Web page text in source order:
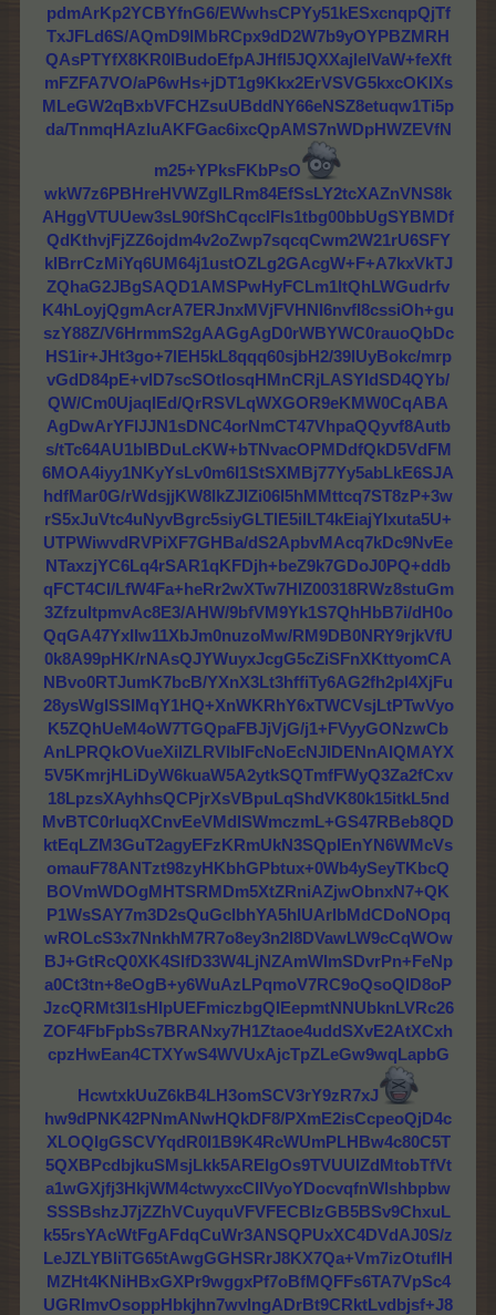
pdmArKp2YCBYfnG6/EWwhsCPYy51kESxcnqpQjTf
TxJFLd6S/AQmD9lMbRCpx9dD2W7b9yOYPBZMRH
QAsPTYfX8KR0lBudoEfpAJHfl5JQXXajlelVaW+feXft
mFZFA7VO/aP6wHs+jDT1g9Kkx2ErVSVG5kxcOKIXs
MLeGW2qBxbVFCHZsuUBddNY66eNSZ8etuqw1Ti5p
da/TnmqHAzluAKFGac6ixcQpAMS7nWDpHWZEVfN
m25+YPksFKbPsO
wkW7z6PBHreHVWZgILRm84EfSsLY2tcXAZnVNS8k
AHggVTUUew3sL90fShCqccIFls1tbg00bbUgSYBMDf
QdKthvjFjZZ6ojdm4v2oZwp7sqcqCwm2W21rU6SFY
klBrrCzMiYq6UM64j1ustOZLg2GAcgW+F+A7kxVkTJ
ZQhaG2JBgSAQD1AMSPwHyFCLm1ltQhLWGudrfv
K4hLoyjQgmAcrA7ERJnxMVjFVHNI6nvfI8cssiOh+gu
szY88Z/V6HrmmS2gAAGgAgD0rWBYWC0rauoQbDc
HS1ir+JHt3go+7lEH5kL8qqq60sjbH2/39lUyBokc/mrp
vGdD84pE+vlD7scSOtlosqHMnCRjLASYIdSD4QYb/
QW/Cm0UjaqIEd/QrRSVLqWXGOR9eKMW0CqABA
AgDwArYFlJJN1sDNC4orNmCT47VhpaQQyvf8Autb
s/tTc64AU1blBDuLcKW+bTNvacOPMDdfQkD5VdFM
6MOA4iyy1NKyYsLv0m6I1StSXMBj77Yy5abLkE6SJA
hdfMar0G/rWdsjjKW8lkZJIZi06I5hMMttcq7ST8zP+3w
rS5xJuVtc4uNyvBgrc5siyGLTlE5iILT4kEiajYIxuta5U+
UTPWiwvdRVPiXF7GHBa/dS2ApbvMAcq7kDc9NvEe
NTaxzjYC6Lq4rSAR1qKFDjh+beZ9k7GDoJ0PQ+ddb
qFCT4Cl/LfW4Fa+heRr2wXTw7HIZ00318RWz8stuGm
3ZfzultpmvAc8E3/AHW/9bfVM9Yk1S7QhHbB7i/dH0o
QqGA47YxIIw11XbJm0nuzoMw/RM9DB0NRY9rjkVfU
0k8A99pHK/rNAsQJYWuyxJcgG5cZiSFnXKttyomCA
NBvo0RTJumK7bcB/YXnX3Lt3hffiTy6AG2fh2pl4XjFu
28ysWglSSIMqY1HQ+XnWKRhY6xTWCVsjLtPTwVyo
K5ZQhUeM4oW7TGQpaFBJjVjG/j1+FVyyGONzwCb
AnLPRQkOVueXilZLRVlbIFcNoEcNJIDENnAIQMAYX
5V5KmrjHLiDyW6kuaW5A2ytkSQTmfFWyQ3Za2fCxv
18LpzsXAyhhsQCPjrXsVBpuLqShdVK80k15itkL5nd
MvBTC0rIuqXCnvEeVMdlSWmczmL+GS47RBeb8QD
ktEqLZM3GuT2agyEFzKRmUkN3SQpIEnYN6WMcVs
omauF78ANTzt98zyHKbhGPbtux+0Wb4ySeyTKbcQ
BOVmWDOgMHTSRMDm5XtZRniAZjwObnxN7+QK
P1WsSAY7m3D2sQuGclbhYA5hlUArIbMdCDoNOpq
wROLcS3x7NnkhM7R7o8ey3n2I8DVawLW9cCqWOw
BJ+GtRcQ0XK4SlfD33W4LjNZAmWImSDvrPn+FeNp
a0Ct3tn+8eOgB+y6WuAzLPqmoV7RC9oQsoQlD8oP
JzcQRMt3I1sHIpUEFmiczbgQIEepmtNNUbknLVRc26
ZOF4FbFpbSs7BRANxy7H1Ztaoe4uddSXvE2AtXCxh
cpzHwEan4CTXYwS4WVUxAjcTpZLeGw9wqLapbG
HcwtxkUuZ6kB4LH3omSCV3rY9zR7xJ
hw9dPNK42PNmANwHQkDF8/PXmE2isCcpeoQjD4c
XLOQlgGSCVYqdR0I1B9K4RcWUmPLHBw4c80C5T
5QXBPcdbjkuSMsjLkk5ARElgOs9TVUUIZdMtobTfVt
a1wGXjfj3HkjWM4ctwyxcCIIVyoYDocvqfnWlshbpbw
SSSBshzJ7jZZhVCuyquVFVFECBIzGB5BSv9ChxuL
k55rsYAcWtFgAFdqCuWr3ANSQPUxXC4DVdAJ0S/z
LeJZLYBIiTG65tAwgGGHSRrJ8KX7Qa+Vm7izOtufIH
MZHt4KNiHBxGXPr9wggxPf7oBfMQFFs6TA7VpSc4
UGRImvOsoppHbkjhn7wvlngADrBt9CRktLvdbjsf+J8